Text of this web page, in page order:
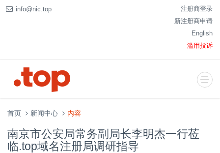
info@nic.top
注册商登录
新注册商申请
English
滥用投诉
首页 新闻中心 内容
南京市公安局常务副局长李明杰一行莅
临.top域名注册局调研指导